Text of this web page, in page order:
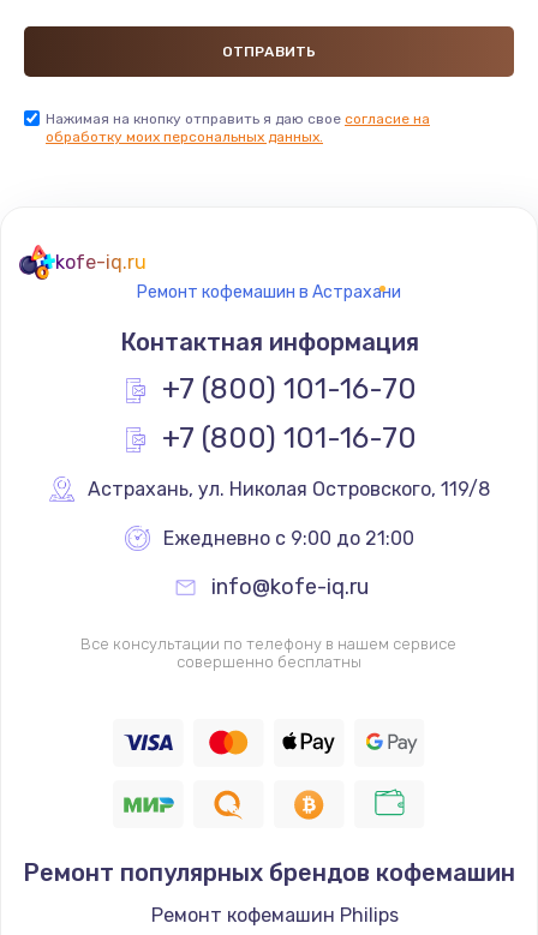
Заказать
Ремонт дренажа
2400 руб.
Ремонт электронного узла
Заказать
Нажимая на кнопку отправить я даю свое согласие на
обработку моих персональных данных.
kofe-iq.ru
Ремонт кофемашин в Астрахани
Контактная информация
+7 (800) 101-16-70
+7 (800) 101-16-70
Астрахань, ул. Николая Островского, 119/8
Ежедневно с 9:00 до 21:00
info@kofe-iq.ru
Все консультации по телефону в нашем сервисе
совершенно бесплатны
Ремонт популярных брендов кофемашин
Ремонт кофемашин Philips